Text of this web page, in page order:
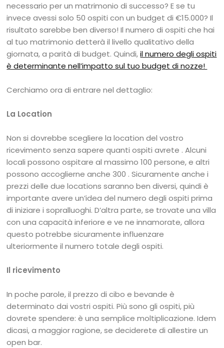
necessario per un matrimonio di successo? E se tu
invece avessi solo 50 ospiti con un budget di €15.000? Il
risultato sarebbe ben diverso! Il numero di ospiti che hai
al tuo matrimonio detterà il livello qualitativo della
giornata, a parità di budget. Quindi,il numero degli ospiti
è determinante nell’impatto sul tuo budget di nozze!
Cerchiamo ora di entrare nel dettaglio:
La Location
Non si dovrebbe scegliere la location del vostro
ricevimento senza sapere quanti ospiti avrete . Alcuni
locali possono ospitare al massimo 100 persone, e altri
possono accoglierne anche 300 . Sicuramente anche i
prezzi delle due locations saranno ben diversi, quindi è
importante avere un’idea del numero degli ospiti prima
di iniziare i sopralluoghi. D’altra parte, se trovate una villa
con una capacità inferiore e ve ne innamorate, allora
questo potrebbe sicuramente influenzare
ulteriormente il numero totale degli ospiti.
Il ricevimento
In poche parole, il prezzo di cibo e bevande è
determinato dai vostri ospiti. Più sono gli ospiti, più
dovrete spendere: è una semplice moltiplicazione. Idem
dicasi, a maggior ragione, se deciderete di allestire un
open bar.